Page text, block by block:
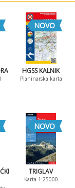
NOVO
HGSS KALNIK
Planinarska karta
NOVO
TRIGLAV
Karta 1:25000